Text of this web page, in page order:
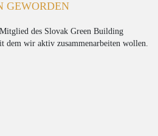
GEWORDEN
des Slovak Green Building
dem wir aktiv zusammenarbeiten wollen.